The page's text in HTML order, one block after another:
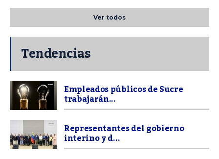
Ver todos
Tendencias
Empleados públicos de Sucre
trabajarán...
Representantes del gobierno
interino y d...